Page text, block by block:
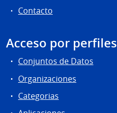
Contacto
Acceso por perfiles
Conjuntos de Datos
Organizaciones
Categorias